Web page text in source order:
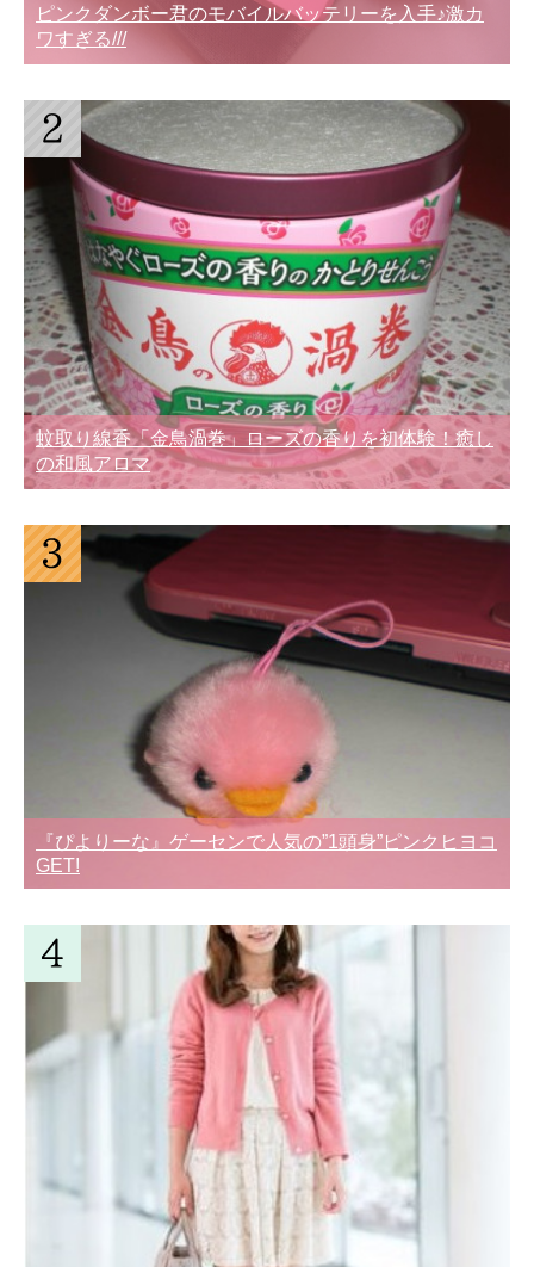
ピンクダンボー君のモバイルバッテリーを入手♪激カ
ワすぎる///
蚊取り線香「金鳥渦巻」ローズの香りを初体験！癒し
の和風アロマ
『ぴよりーな』ゲーセンで人気の”1頭身”ピンクヒヨコ
GET!